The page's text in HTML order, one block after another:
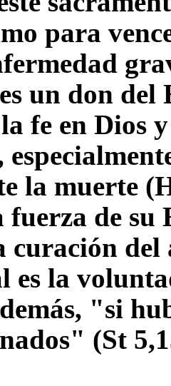
para
un don
fe en Dios
la muerte
fuerza de
curación
es la
"si
(St